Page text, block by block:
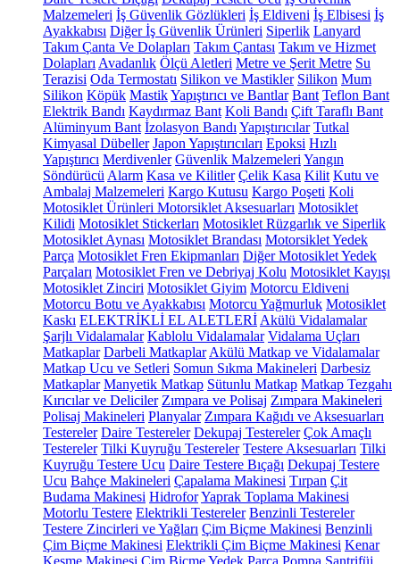
Malzemeleri İş Güvenlik Gözlükleri İş Eldiveni İş Elbisesi İş
Ayakkabısı Diğer İş Güvenlik Ürünleri Siperlik Lanyard
Takım Çanta Ve Dolapları Takım Çantası Takım ve Hizmet
Dolapları Avadanlık Ölçü Aletleri Metre ve Şerit Metre Su
Terazisi Oda Termostatı Silikon ve Mastikler Silikon Mum
Silikon Köpük MastikYapıştırıcı ve Bantlar Bant Teflon Bant
Elektrik Bandı Kaydırmaz Bant Koli Bandı Çift Taraflı Bant
Alüminyum Bant İzolasyon Bandı Yapıştırıcılar Tutkal
Kimyasal Dübeller Japon Yapıştırıcıları Epoksi Hızlı
Yapıştırıcı Merdivenler Güvenlik Malzemeleri Yangın
Söndürücü Alarm Kasa ve Kilitler Çelik Kasa Kilit Kutu ve
Ambalaj Malzemeleri Kargo Kutusu Kargo Poşeti Koli
Motosiklet Ürünleri Motorsiklet Aksesuarları Motosiklet
Kilidi Motosiklet Stickerları Motosiklet Rüzgarlık ve Siperlik
Motosiklet Aynası Motosiklet Brandası Motorsiklet Yedek
Parça Motosiklet Fren Ekipmanları Diğer Motosiklet Yedek
Parçaları Motosiklet Fren ve Debriyaj Kolu Motosiklet Kayışı
Motosiklet Zinciri Motosiklet Giyim Motorcu Eldiveni
Motorcu Botu ve Ayakkabısı Motorcu Yağmurluk Motosiklet
Kaskı ELEKTRİKLİ EL ALETLERİ Akülü Vidalamalar
Şarjlı Vidalamalar Kablolu Vidalamalar Vidalama Uçları
Matkaplar Darbeli Matkaplar Akülü Matkap ve Vidalamalar
Matkap Ucu ve Setleri Somun Sıkma Makineleri Darbesiz
Matkaplar Manyetik Matkap Sütunlu Matkap Matkap Tezgahı
Kırıcılar ve Deliciler Zımpara ve Polisaj Zımpara Makineleri
Polisaj Makineleri Planyalar Zımpara Kağıdı ve Aksesuarları
Testereler Daire Testereler Dekupaj Testereler Çok Amaçlı
Testereler Tilki Kuyruğu Testereler Testere Aksesuarları Tilki
Kuyruğu Testere Ucu Daire Testere Bıçağı Dekupaj Testere
Ucu Bahçe Makineleri Çapalama Makinesi Tırpan Çit
Budama Makinesi HidroforYaprak Toplama Makinesi
Motorlu Testere Elektrikli Testereler Benzinli Testereler
Testere Zincirleri ve Yağları Çim Biçme Makinesi Benzinli
Çim Biçme Makinesi Elektrikli Çim Biçme Makinesi Kenar
Kesme Makinesi Çim Biçme Yedek Parça Pompa Santrifüj